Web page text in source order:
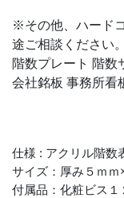
※その他、ハード
途ご相談ください。
階数プレート 階数
会社銘板 事務所看
仕様 : アクリル階数
サイズ：厚み５ｍ
付属品：化粧ビス